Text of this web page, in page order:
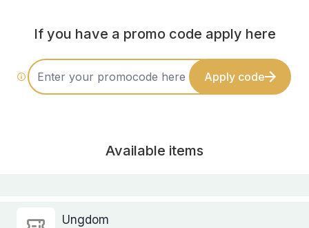
If you have a promo code apply here
Apply code
Available items
Ungdom